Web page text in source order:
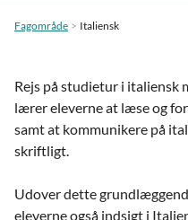
Fagområde Italiensk
Rejs på studietur i italiensk
lærer eleverne at læse og
samt at kommunikere på
skriftligt.
Udover dette
eleverne også indsigt i